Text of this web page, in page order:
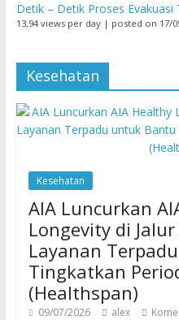
Detik – Detik Proses Evakuasi
13,94 views per day| posted on 17/
Kesehatan
Kesehatan
AIA Luncurkan
Longevity di
Layanan
Tingkatkan
(Healthspan)
09/07/2026 alex